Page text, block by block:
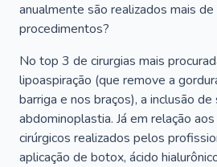
anualmente são realizados mais
procedimentos?
No top 3 de cirurgias mais
lipoaspiração (que remove a
barriga e nos braços), a inclusão de
abdominoplastia. Já em relação
cirúrgicos realizados pelos
aplicação de botox, ácido